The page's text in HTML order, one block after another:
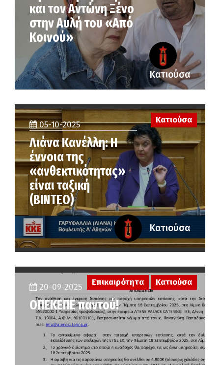
και τον Αντώνη Ξένο
στην Αυλή του «Από
Κοινού»
Κατιούσα
05-10-2025
Λιάνα Κανέλλη: Η
έννοια της
«ανθεκτικότητας»
είναι ταξική
(ΒΙΝΤΕΟ)
Κατιούσα
Κατιούσα
20-09-2025
ΟΠΕΚΕΠΕ παντού!
Επικαιρότητα Κατιούσα